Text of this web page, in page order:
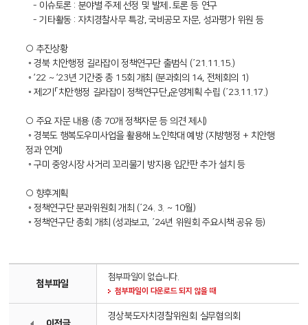
- 이슈토론 : 분야별 주제 선정 및 발제․토론 등 연구
- 기타활동 : 자치경찰사무 특강, 국비공모 자문, 성과평가 위원 등
○ 추진상황
◦ 경북 치안행정 길라잡이 정책연구단 출범식 (΄21.11.15.)
◦ ’22 ~ ’23년 기간중 총 15회 개최 (분과회의 14, 전체회의 1)
◦ 제2기「치안행정 길라잡이 정책연구단」운영계획 수립 (΄23.11.17.)
○ 주요 자문 내용 (총 70개 정책자문 등 의견 제시)
◦ 경북도 행복도우미사업을 활용해 노인학대 예방 (지방행정 + 치안행
정과 연계)
◦ 구미 중앙시장 사거리 꼬리물기 방지용 입간판 추가 설치 등
○ 향후계획
◦ 정책연구단 분과위원회 개최 (΄24. 3. ~ 10월)
◦ 정책연구단 총회 개최 (성과보고, ΄24년 위원회 주요시책 공유 등)
첨부파일
첨부파일이 없습니다.
첨부파일이 다운로드 되지 않을 때
이전글
경상북도자치경찰위원회 실무협의회